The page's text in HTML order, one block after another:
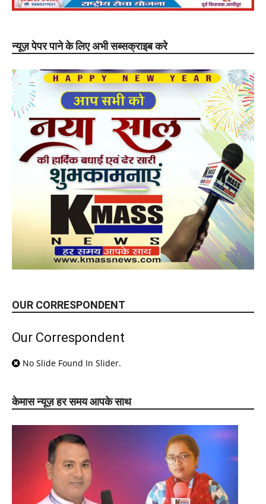
न्यूज़ पेपर पाने के लिए अभी सब्सक्राइब करे
OUR CORRESPONDENT
Our Correspondent
No Slide Found In Slider.
केमास न्यूज़ हर समय आपके साथ